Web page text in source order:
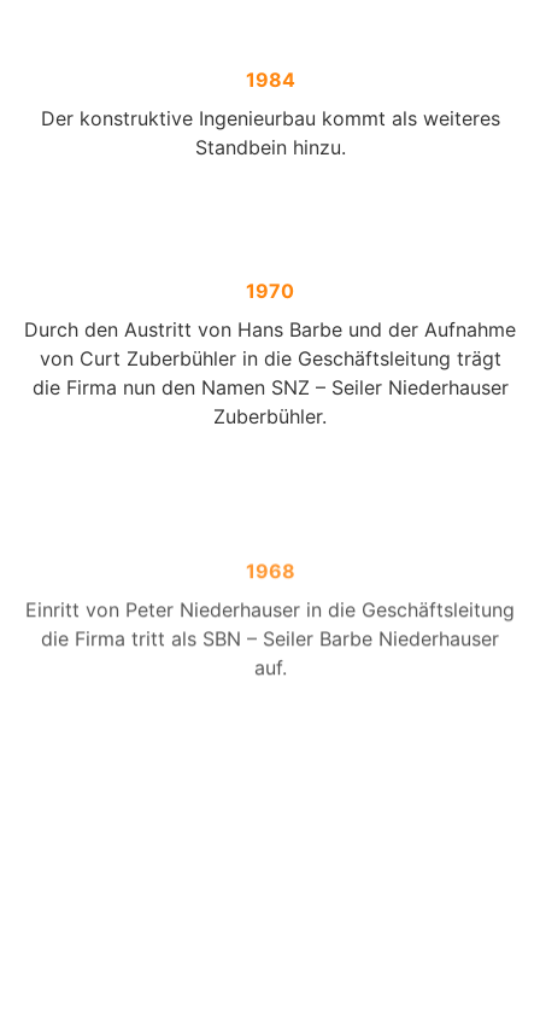
1984
Der konstruktive Ingenieurbau kommt als weiteres
Standbein hinzu.
1970
Durch den Austritt von Hans Barbe und der Aufnahme
von Curt Zuberbühler in die Geschäftsleitung trägt
die Firma nun den Namen SNZ – Seiler Niederhauser
Zuberbühler.
1968
Einritt von Peter Niederhauser in die Geschäftsleitung
die Firma tritt als SBN – Seiler Barbe Niederhauser
auf.